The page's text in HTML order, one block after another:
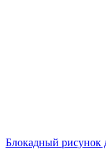
Блокадный